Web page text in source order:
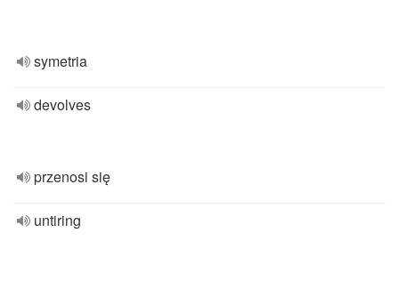
symetria
devolves
przenosi się
untiring